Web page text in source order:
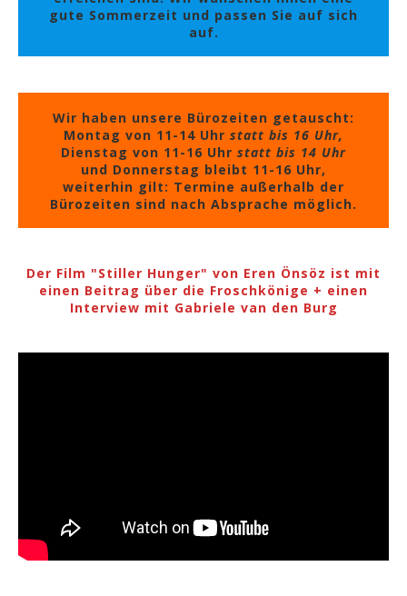
gute Sommerzeit und passen Sie auf sich
auf.
Wir haben unsere Bürozeiten getauscht:
Montag von 11-14 Uhr statt bis 16 Uhr,
Dienstag von 11-16 Uhr statt bis 14 Uhr
und Donnerstag bleibt 11-16 Uhr,
weiterhin gilt: Termine außerhalb der
Bürozeiten sind nach Absprache möglich.
Der Film "Stiller Hunger" von Eren Önsöz ist mit
einen Beitrag über die Froschkönige + einen
Interview mit Gabriele van den Burg